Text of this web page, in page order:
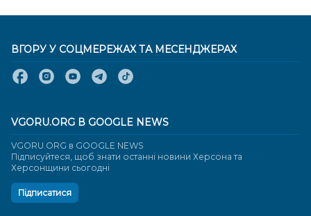
ВГОРУ У СОЦМЕРЕЖАХ ТА МЕСЕНДЖЕРАХ
VGORU.ORG В GOOGLE NEWS
VGORU.ORG в GOOGLE NEWS
Підписуйтеся, щоб знати останні новини Херсона та
Херсонщини сьогодні
Підписатися